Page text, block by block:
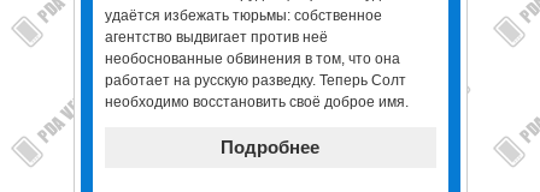
удаётся избежать тюрьмы: собственное
агентство выдвигает против неё
необоснованные обвинения в том, что она
работает на русскую разведку. Теперь Солт
необходимо восстановить своё доброе имя.
Подробнее